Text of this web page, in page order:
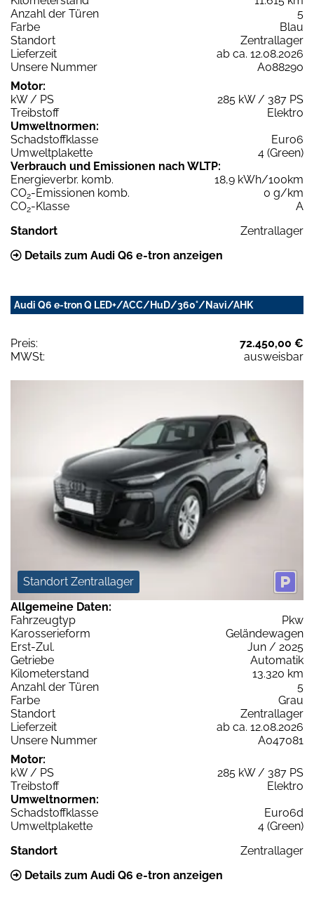
Anzahl der Türen
5
Farbe
Blau
Standort
Zentrallager
Lieferzeit
ab ca. 12.08.2026
Unsere Nummer
A088290
Motor:
kW / PS
285 kW / 387 PS
Treibstoff
Elektro
Umweltnormen:
Schadstoffklasse
Euro6
Umweltplakette
4 (Green)
Verbrauch und Emissionen nach WLTP:
Energieverbr. komb.
18,9 kWh/100km
CO2-Emissionen komb.
0 g/km
CO2-Klasse
A
Standort
Zentrallager
Details zum Audi Q6 e-tron anzeigen
Audi Q6 e-tron Q LED+/ACC/HuD/360°/Navi/AHK
Preis:
72.450,00 €
MWSt:
ausweisbar
Standort Zentrallager
Allgemeine Daten:
Fahrzeugtyp
Pkw
Karosserieform
Geländewagen
Erst-Zul.
Jun / 2025
Getriebe
Automatik
Kilometerstand
13.320 km
Anzahl der Türen
5
Farbe
Grau
Standort
Zentrallager
Lieferzeit
ab ca. 12.08.2026
Unsere Nummer
A047081
Motor:
kW / PS
285 kW / 387 PS
Treibstoff
Elektro
Umweltnormen:
Schadstoffklasse
Euro6d
Umweltplakette
4 (Green)
Standort
Zentrallager
Details zum Audi Q6 e-tron anzeigen